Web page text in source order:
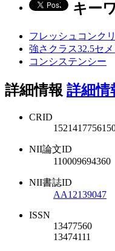
キー
フレッシュコンク
強さクラス32.5セメ
コンシステンシー
詳細情報 詳細情
CRID
NII論文ID
110009694360
NII書誌ID
AA12139047
ISSN
13477560
13474111